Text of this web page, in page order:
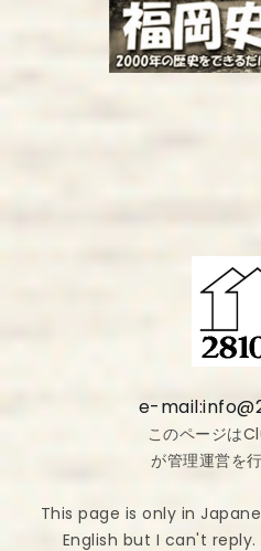
e-
このページは
が管理運営を
This page is only in
English but I can't